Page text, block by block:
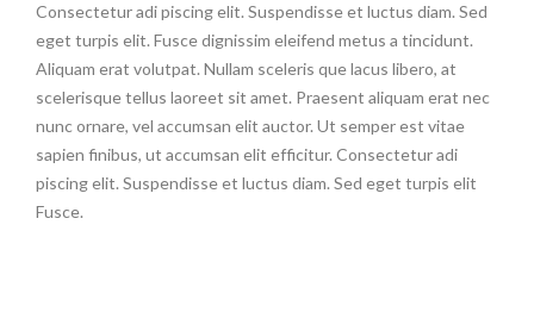
Consectetur adi piscing elit. Suspendisse et luctus diam. Sed
eget turpis elit. Fusce dignissim eleifend metus a tincidunt.
Aliquam erat volutpat. Nullam sceleris que lacus libero, at
scelerisque tellus laoreet sit amet. Praesent aliquam erat nec
nunc ornare, vel accumsan elit auctor. Ut semper est vitae
sapien finibus, ut accumsan elit efficitur. Consectetur adi
piscing elit. Suspendisse et luctus diam. Sed eget turpis elit
Fusce.